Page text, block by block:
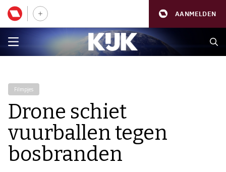
AANMELDEN
Filmpjes
Drone schiet
vuurballen tegen
bosbranden